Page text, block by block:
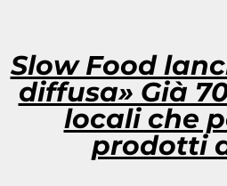
Slow Food
diffusa» Già
locali che
prodotti